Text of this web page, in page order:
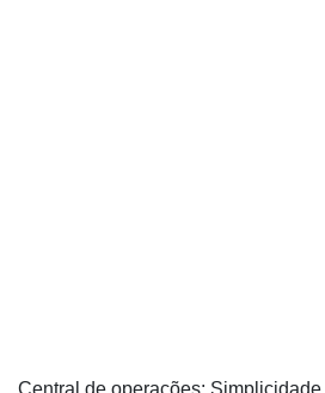
Central de operações: